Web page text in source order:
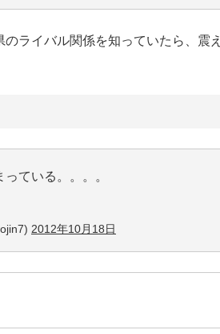
ライバル関係を知っていたら、震え
ている。。。。
2012年10月18日